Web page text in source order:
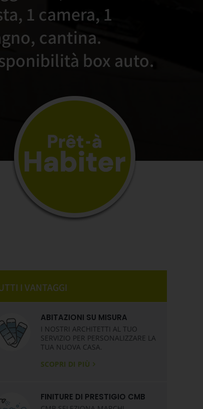
1 camera, 1
cantina.
box auto.
I VANTAGGI
ABITAZIONI SU MISURA
I NOSTRI ARCHITETTI AL TUO
SERVIZIO PER PERSONALIZZARE LA
TUA NUOVA CASA.
SCOPRI DI PIÙ
FINITURE DI PRESTIGIO CMB